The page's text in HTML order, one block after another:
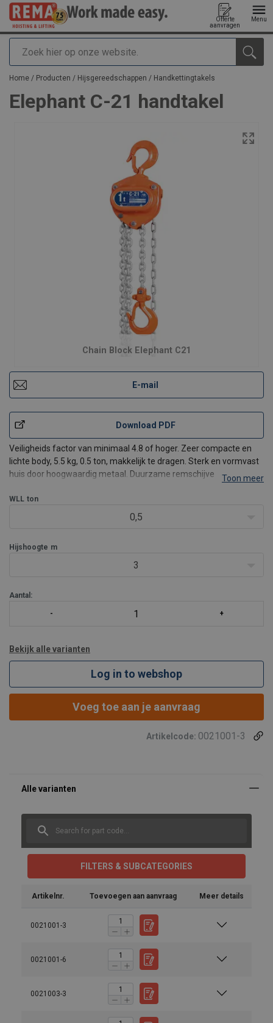
Zoeken
Offerte
aanvragen
Menu
toegevoegd aan uw offerte
Home / Producten / Hijsgereedschappen / Handkettingtakels
Elephant C-21 handtakel
Chain Block Elephant C21
E-mail
Download PDF
Veiligheids factor van minimaal 4.8 of hoger. Zeer compacte en
lichte body, 5.5 kg, 0.5 ton, makkelijk te dragen. Sterk en vormvast
huis door hoogwaardig metaal. Duurzame remschijven
B39VH, Grade 10. Hoogwaardig massief gesmede haken u
Toon meer
WLL ton
0,5
Hijshoogte m
3
Aantal:
Bekijk alle varianten
Log in to webshop
Voeg toe aan je aanvraag
Artikelcode: 0021001-3
FILTERS & SUBCATEGORIES
Artikelnr. Toevoegen aan aanvraag Meer details
0021001-3
0021001-6
0021003-3